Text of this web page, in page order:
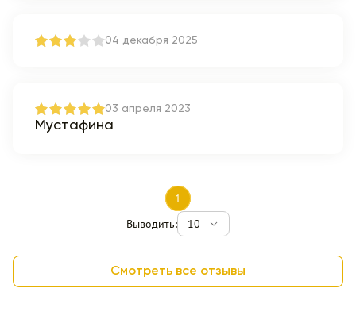
04 декабря 2025
03 апреля 2023
Мустафина
1
Выводить:
10
Смотреть все отзывы